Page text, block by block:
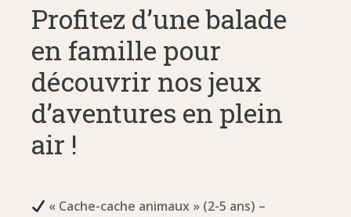
Profitez d’une balade
en famille pour
découvrir nos jeux
d’aventures en plein
air !
« Cache-cache animaux » (2-5 ans) –